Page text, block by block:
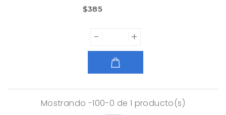
$385
- +
Mostrando -100-0 de 1 producto(s)